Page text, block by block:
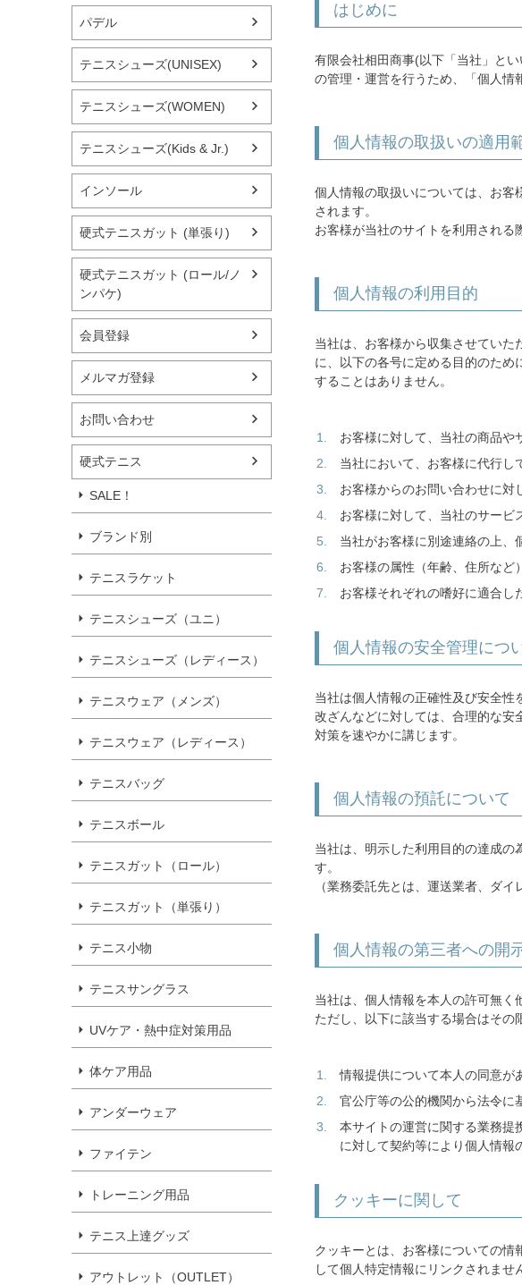
パデル
テニスシューズ(UNISEX)
テニスシューズ(WOMEN)
テニスシューズ(Kids & Jr.)
インソール
硬式テニスガット (単張り)
硬式テニスガット (ロール/ノ
ンパケ)
会員登録
メルマガ登録
お問い合わせ
硬式テニス
SALE！
ブランド別
テニスラケット
テニスシューズ（ユニ）
テニスシューズ（レディース）
テニスウェア（メンズ）
テニスウェア（レディース）
テニスバッグ
テニスボール
テニスガット（ロール）
テニスガット（単張り）
テニス小物
テニスサングラス
UVケア・熱中症対策用品
体ケア用品
アンダーウェア
ファイテン
トレーニング用品
テニス上達グッズ
アウトレット（OUTLET）
はじめに
有限会社相田商事(以下「当社」と
の管理・運営を行うため、「個人情
個人情報の取扱いの適用
個人情報の取扱いについては、お客
されます。
お客様が当社のサイトを利用される
個人情報の利用目的
当社は、お客様から収集させてい
に、以下の各号に定める目的のた
することはありません。
お客様に対して、当社の商品や
当社において、お客様に代行し
お客様からのお問い合わせに対
お客様に対して、当社のサービ
当社がお客様に別途連絡の上、
お客様の属性（年齢、住所など
お客様それぞれの嗜好に適合し
個人情報の安全管理につ
当社は個人情報の正確性及び安全性
改ざんなどに対しては、合理的な安
対策を速やかに講じます。
個人情報の預託について
当社は、明示した利用目的の達成の
す。
（業務委託先とは、運送業者、ダ
個人情報の第三者への開
当社は、個人情報を本人の許可無く
ただし、以下に該当する場合はその
情報提供について本人の同意が
官公庁等の公的機関から法令に
本サイトの運営に関する業務提
に対して契約等により個人情報
クッキーに関して
クッキーとは、お客様についての
して個人特定情報にリンクされませ